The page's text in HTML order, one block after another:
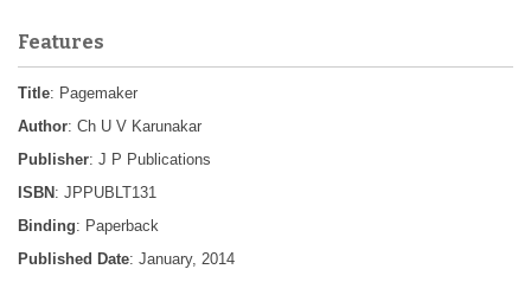
Features
Title: Pagemaker
Author: Ch U V Karunakar
Publisher: J P Publications
ISBN : JPPUBLT131
Binding: Paperback
Published Date: January, 2014